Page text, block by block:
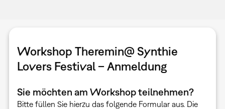
Workshop Theremin@ Synthie
Lovers Festival – Anmeldung
Sie möchten am Workshop teilnehmen?
Bitte füllen Sie hierzu das folgende Formular aus. Die